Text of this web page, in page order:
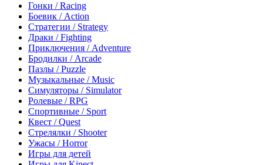
Гонки / Racing
Боевик / Action
Стратегии / Strategy
Драки / Fighting
Приключения / Adventure
Бродилки / Arcade
Пазлы / Puzzle
Музыкальные / Music
Симуляторы / Simulator
Ролевые / RPG
Спортивные / Sport
Квест / Quest
Стрелялки / Shooter
Ужасы / Horror
Игры для детей